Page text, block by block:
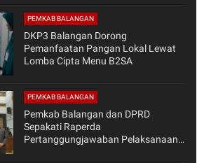
PEMKAB BALANGAN
DKP3 Balangan Dorong
Pemanfaatan Pangan Lokal Lewat
Lomba Cipta Menu B2SA
PEMKAB BALANGAN
Pemkab Balangan dan DPRD
Sepakati Raperda
Pertanggungjawaban Pelaksanaan